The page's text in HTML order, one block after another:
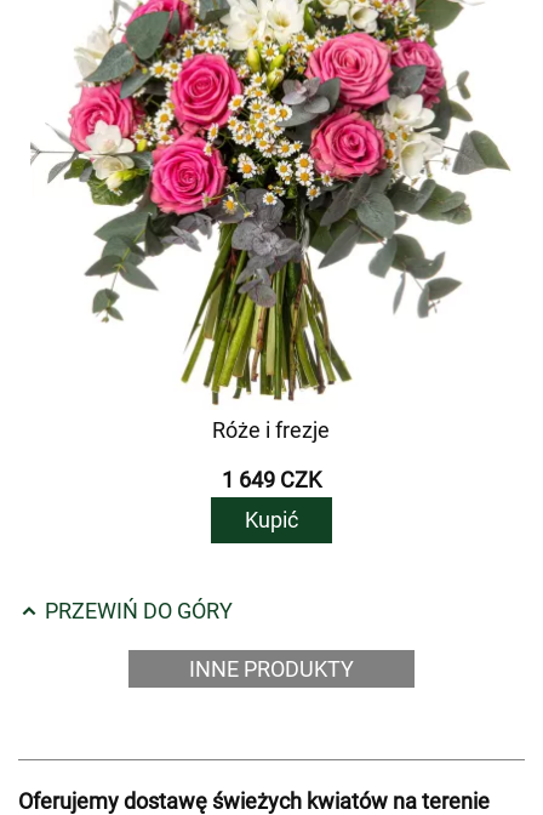
Róże i frezje
1 649 CZK
Kupić
PRZEWIŃ DO GÓRY
INNE PRODUKTY
Oferujemy dostawę świeżych kwiatów na terenie